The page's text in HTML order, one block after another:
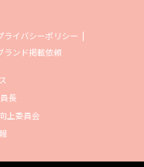
ライバシーポリシー
ランド掲載依頼
長
上委員会